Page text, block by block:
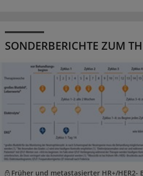
SONDERBERICHTE ZUM
Früher und metastasierter HR+/HER2-